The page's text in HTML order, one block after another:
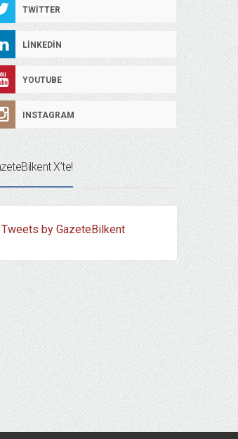
TWITTER
LINKEDIN
YOUTUBE
INSTAGRAM
X’te!
Tweets by GazeteBilkent